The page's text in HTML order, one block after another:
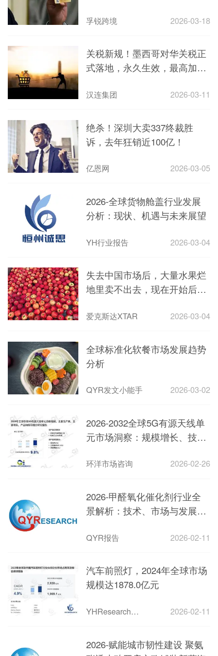
孚锐跨境 2026-03-18
关税新规！墨西哥对华关税正
式落地，永久生效，最高加征
汉连集团 2026-03-11
绝杀！深圳大卖337终裁胜
诉，去年狂销近100亿！
亿恩网 2026-03-05
2026-全球货物舱盖行业发展
分析：现状、机遇与未来展望
YH行业报告 2026-03-04
失去中国市场后，大量水果烂
地里卖不出去，现在开始后悔
爱克斯达XTAR 2026-03-04
全球标准化软餐市场发展趋势
分析
QYR发文小能手 2026-03-02
2026-2032全球5G有源天线单
元市场洞察：规模增长、技术
环洋市场咨询 2026-02-26
2026-甲醛氧化催化剂行业全
景解析：技术、市场与发展机
QYR报告 2026-02-11
汽车前照灯，2024年全球市场
规模达1878.0亿元
YHResearch调研所 2026-02-11
2026-赋能城市韧性建设 聚氨